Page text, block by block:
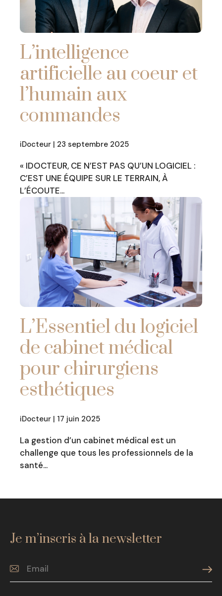
L’intelligence
artificielle au coeur et
l’humain aux
commandes
iDocteur | 23 septembre 2025
« IDOCTEUR, CE N’EST PAS QU’UN LOGICIEL :
C’EST UNE ÉQUIPE SUR LE TERRAIN, À
L’ÉCOUTE…
L’Essentiel du logiciel
de cabinet médical
pour chirurgiens
esthétiques
iDocteur | 17 juin 2025
La gestion d’un cabinet médical est un
challenge que tous les professionnels de la
santé…
Je m’inscris à la newsletter